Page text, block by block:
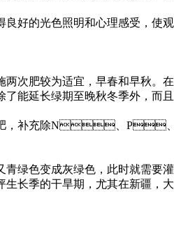
好的光色照明和心理感受，使
较为适宜，早春和早秋。在
了能延长绿期至晚秋冬季外，
追肥，补充除N、P
变成灰绿色，此时就需要灌水
季的干旱期，尤其在新疆